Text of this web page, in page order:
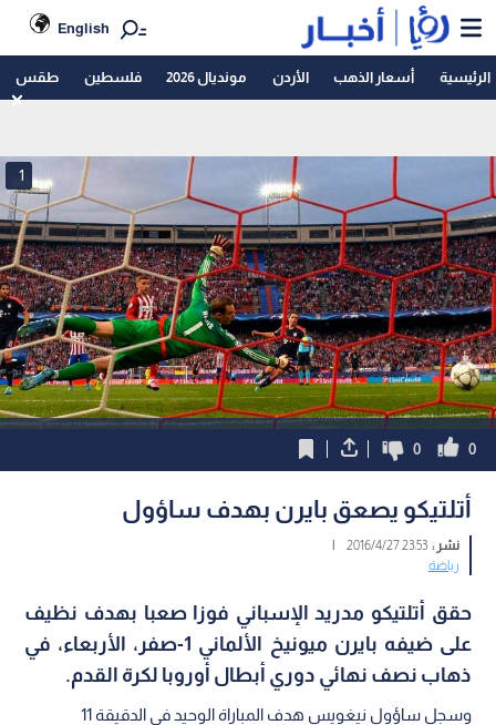
English
الرئيسية أسعار الذهب الأردن مونديال 2026 فلسطين طقس
1
0
0
أتلتيكو يصعق بايرن بهدف ساؤول
نشر :23:53 2016/4/27
|
رياضة
حقق أتلتيكو مدريد الإسباني فوزا صعبا بهدف نظيف
على ضيفه بايرن ميونيخ الألماني 1-صفر، الأربعاء، في
ذهاب نصف نهائي دوري أبطال أوروبا لكرة القدم.
وسجل ساؤول نيغويس هدف المباراة الوحيد في الدقيقة 11